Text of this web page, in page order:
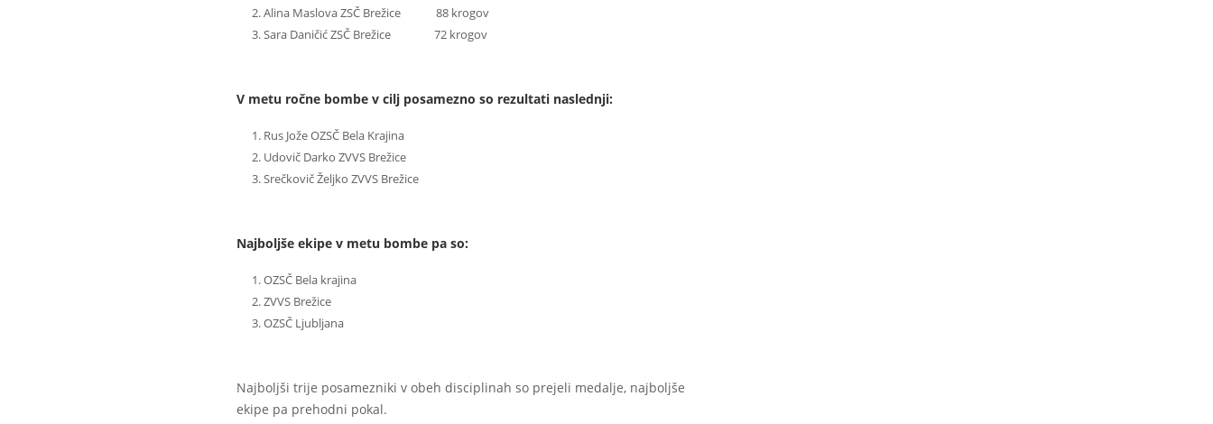
Alina Maslova ZSČ Brežice 88 krogov
Sara Daničić ZSČ Brežice 72 krogov
V metu ročne bombe v cilj posamezno so rezultati naslednji:
Rus Jože OZSČ Bela Krajina
Udovič Darko ZVVS Brežice
Srečkovič Željko ZVVS Brežice
Najboljše ekipe v metu bombe pa so:
OZSČ Bela krajina
ZVVS Brežice
OZSČ Ljubljana
Najboljši trije posamezniki v obeh disciplinah so prejeli medalje, najboljše
ekipe pa prehodni pokal.